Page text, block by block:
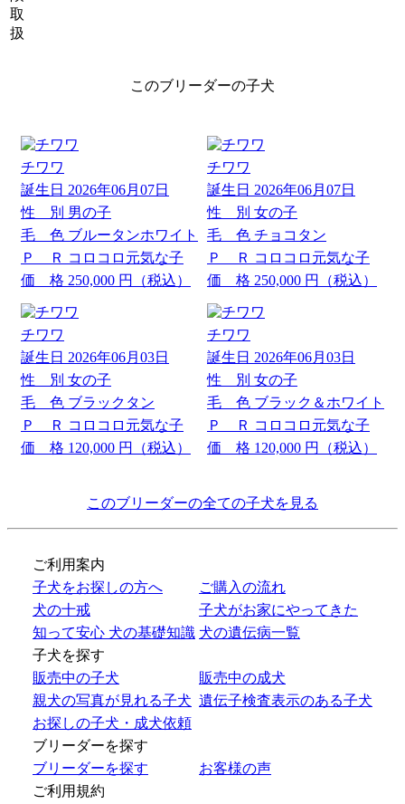
取
扱
このブリーダーの子犬
チワワ
誕生日 2026年06月07日
性 別 男の子
毛 色 ブルータンホワイト
Ｐ Ｒ コロコロ元気な子
価 格 250,000 円（税込）
チワワ
誕生日 2026年06月07日
性 別 女の子
毛 色 チョコタン
Ｐ Ｒ コロコロ元気な子
価 格 250,000 円（税込）
チワワ
誕生日 2026年06月03日
性 別 女の子
毛 色 ブラックタン
Ｐ Ｒ コロコロ元気な子
価 格 120,000 円（税込）
チワワ
誕生日 2026年06月03日
性 別 女の子
毛 色 ブラック＆ホワイト
Ｐ Ｒ コロコロ元気な子
価 格 120,000 円（税込）
このブリーダーの全ての子犬を見る
ご利用案内
子犬をお探しの方へ
ご購入の流れ
犬の十戒
子犬がお家にやってきた
知って安心 犬の基礎知識 犬の遺伝病一覧
子犬を探す
販売中の子犬
販売中の成犬
親犬の写真が見れる子犬 遺伝子検査表示のある子犬
お探しの子犬・成犬依頼
ブリーダーを探す
ブリーダーを探す
お客様の声
ご利用規約